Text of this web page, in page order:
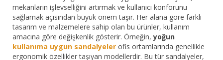
mekanların işlevselliğini artırmak ve kullanıcı konforunu
sağlamak açısından büyük önem taşır. Her alana göre farklı
tasarım ve malzemelere sahip olan bu ürünler, kullanım
amacına göre değişkenlik gösterir. Örneğin,yoğun
kullanıma uygun sandalyeler ofis ortamlarında genellikle
ergonomik özellikler taşıyan modellerdir. Bu tür sandalyeler,